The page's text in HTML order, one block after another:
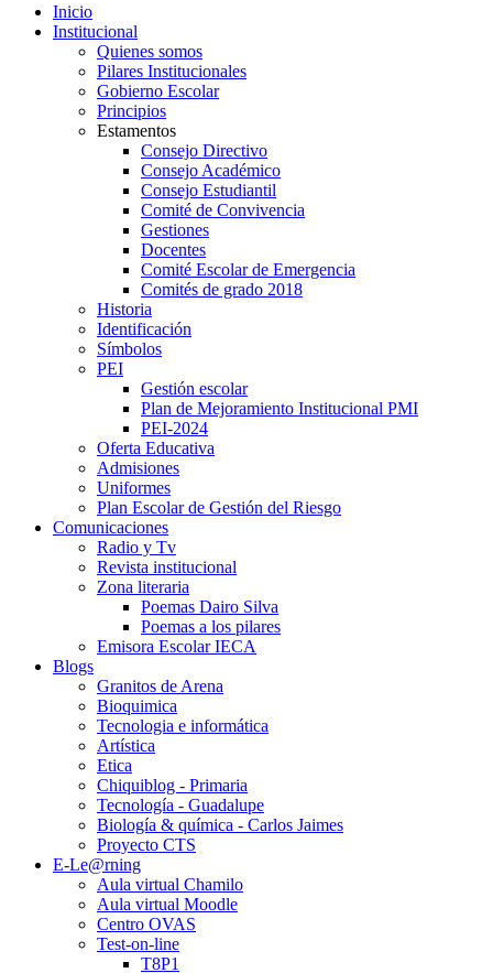
Inicio
Institucional
Quienes somos
Pilares Institucionales
Gobierno Escolar
Principios
Estamentos
Consejo Directivo
Consejo Académico
Consejo Estudiantil
Comité de Convivencia
Gestiones
Docentes
Comité Escolar de Emergencia
Comités de grado 2018
Historia
Identificación
Símbolos
PEI
Gestión escolar
Plan de Mejoramiento Institucional PMI
PEI-2024
Oferta Educativa
Admisiones
Uniformes
Plan Escolar de Gestión del Riesgo
Comunicaciones
Radio y Tv
Revista institucional
Zona literaria
Poemas Dairo Silva
Poemas a los pilares
Emisora Escolar IECA
Blogs
Granitos de Arena
Bioquimica
Tecnologia e informática
Artística
Etica
Chiquiblog - Primaria
Tecnología - Guadalupe
Biología & química - Carlos Jaimes
Proyecto CTS
E-Le@rning
Aula virtual Chamilo
Aula virtual Moodle
Centro OVAS
Test-on-line
T8P1